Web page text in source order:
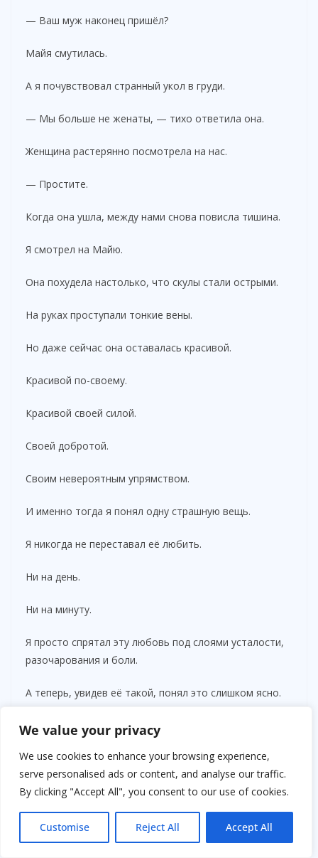
We value your privacy
We use cookies to enhance your browsing experience,
serve personalised ads or content, and analyse our traffic.
By clicking "Accept All", you consent to our use of cookies.
Customise Reject All Accept All
— Ваш муж наконец пришёл?
Майя смутилась.
А я почувствовал странный укол в груди.
— Мы больше не женаты, — тихо ответила она.
Женщина растерянно посмотрела на нас.
— Простите.
Когда она ушла, между нами снова повисла тишина.
Я смотрел на Майю.
Она похудела настолько, что скулы стали острыми.
На руках проступали тонкие вены.
Но даже сейчас она оставалась красивой.
Красивой по-своему.
Красивой своей силой.
Своей добротой.
Своим невероятным упрямством.
И именно тогда я понял одну страшную вещь.
Я никогда не переставал её любить.
Ни на день.
Ни на минуту.
Я просто спрятал эту любовь под слоями усталости,
разочарования и боли.
А теперь, увидев её такой, понял это слишком ясно.
— Где ты живёшь? — спросил я.
— Снимаю небольшую квартиру неподалёку.
— Одна?
Она кивнула.